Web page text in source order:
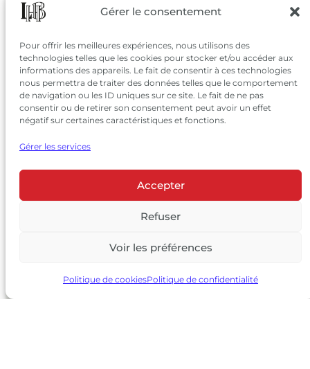
Gérer le consentement
Pour offrir les meilleures expériences, nous utilisons des
technologies telles que les cookies pour stocker et/ou accéder aux
informations des appareils. Le fait de consentir à ces technologies
nous permettra de traiter des données telles que le comportement
de navigation ou les ID uniques sur ce site. Le fait de ne pas
consentir ou de retirer son consentement peut avoir un effet
négatif sur certaines caractéristiques et fonctions.
Gérer les services
Accepter
Refuser
Voir les préférences
Politique de cookiesPolitique de confidentialité
SUIVEZ-NOUS
SUR LES RÉSEAUX
© 2026 Château Larrivet Haut-Brion |
Mentions légales|Politique de confidentialité
|CGV
L’ABUS D’ALCOOL EST DANGEREUX POUR LA SANTÉ, À